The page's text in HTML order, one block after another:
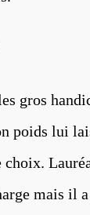
gros
poids lui
mais il